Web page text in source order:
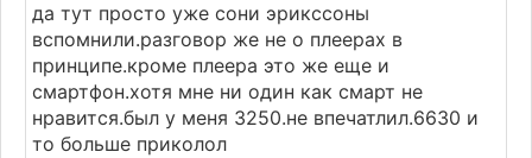
да тут просто уже сони эрикссоны
вспомнили.разговор же не о плеерах в
принципе.кроме плеера это же еще и
смартфон.хотя мне ни один как смарт не
нравится.был у меня 3250.не впечатлил.6630 и
то больше приколол